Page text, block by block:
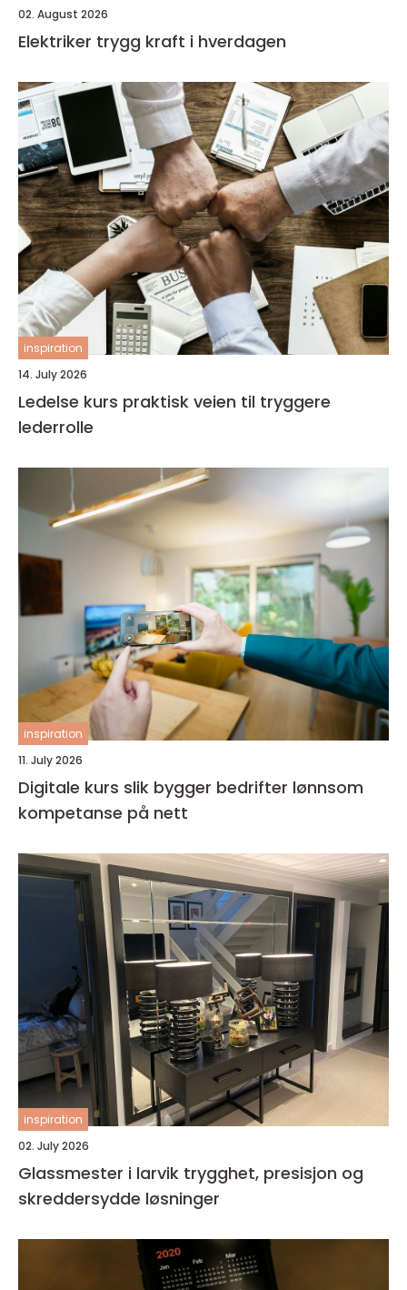
02. August 2026
Elektriker trygg kraft i hverdagen
inspiration
14. July 2026
Ledelse kurs praktisk veien til tryggere
lederrolle
inspiration
11. July 2026
Digitale kurs slik bygger bedrifter lønnsom
kompetanse på nett
inspiration
02. July 2026
Glassmester i larvik trygghet, presisjon og
skreddersydde løsninger